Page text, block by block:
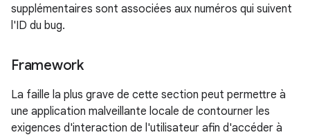
supplémentaires sont associées aux numéros qui suivent
l'ID du bug.
Framework
La faille la plus grave de cette section peut permettre à
une application malveillante locale de contourner les
exigences d'interaction de l'utilisateur afin d'accéder à